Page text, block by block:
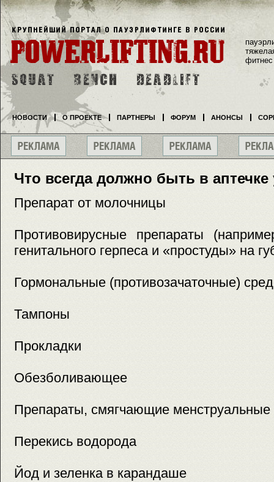
Что всегда должно быть в
Препарат от молочницы
Противовирусные препараты
генитального герпеса и «простуды» на
Гормональные (противозачаточные)
Тампоны
Прокладки
Обезболивающее
Препараты, смягчающие менструальные
Перекись водорода
Йод и зеленка в карандаше
фитнес
НОВОСТИ О ПРОЕКТЕ ПАРТНЕРЫ ФОРУМ АНОНСЫ